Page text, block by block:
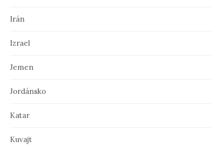
Irán
Izrael
Jemen
Jordánsko
Katar
Kuvajt